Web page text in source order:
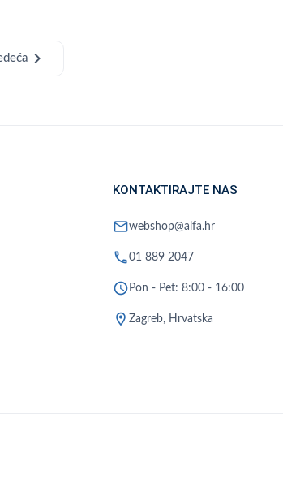
chevron_right
KONTAKTIRAJTE NAS
mailwebshop@alfa.hr
phone01 889 2047
schedule Pon - Pet: 8:00 - 16:00
location_on Zagreb, Hrvatska